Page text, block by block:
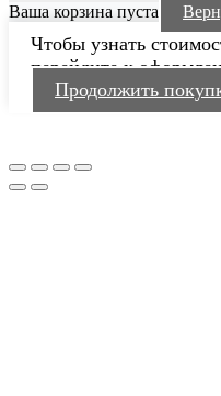
Ваша корзина пуста
Чтобы узнать
перейдите к
Продолжить